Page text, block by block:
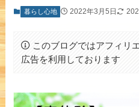
暮らし心地 2022年3月5日
このブログではアフィリ
広告を利用しております